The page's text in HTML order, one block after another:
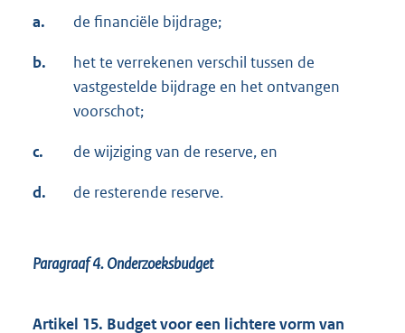
a. de financiële bijdrage;
b.
het te verrekenen verschil tussen de
vastgestelde bijdrage en het ontvangen
voorschot;
c. de wijziging van de reserve, en
d. de resterende reserve.
Paragraaf 4.Onderzoeksbudget
Artikel 15. Budget voor een lichtere vorm van